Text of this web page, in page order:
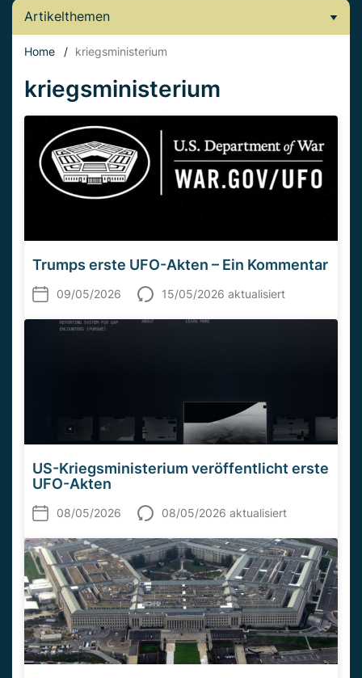
Artikelthemen
Home / kriegsministerium
kriegsministerium
Trumps erste UFO-Akten – Ein Kommentar
09/05/2026 15/05/2026 aktualisiert
US-Kriegsministerium veröffentlicht erste
UFO-Akten
08/05/2026 08/05/2026 aktualisiert